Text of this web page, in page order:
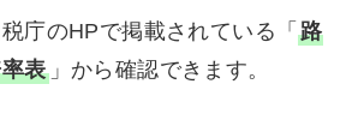
庁のHPで掲載されている「路
表」から確認できます。